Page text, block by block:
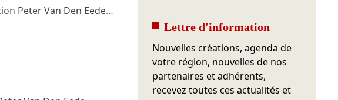
Peter Van Den Eede…
Lettre d'information
Nouvelles créations, agenda de
votre région, nouvelles de nos
partenaires et adhérents,
recevez toutes ces actualités et